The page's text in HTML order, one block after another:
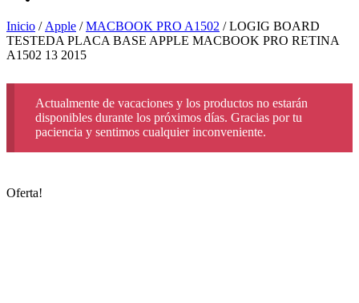
Inicio / Apple /MACBOOK PRO A1502 / LOGIG BOARD
TESTEDA PLACA BASE APPLE MACBOOK PRO RETINA
A1502 13 2015
Actualmente de vacaciones y los productos no estarán
disponibles durante los próximos días. Gracias por tu
paciencia y sentimos cualquier inconveniente.
Oferta!